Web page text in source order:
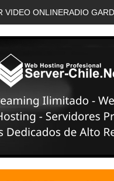
VIDEO ONLINERADIO